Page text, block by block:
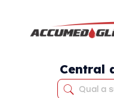
Central